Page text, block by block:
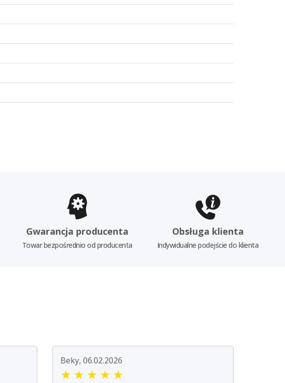
Gwarancja producenta
Towar bezpośrednio od producenta
Obsługa klienta
Indywidualne podejście do klienta
Beky, 06.02.2026
★ ★ ★ ★ ★